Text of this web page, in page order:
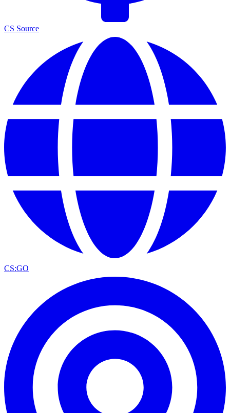
CS Source
CS:GO